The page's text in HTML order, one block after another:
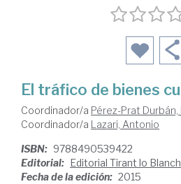
El tráfico de bienes
Coordinador/a Pérez-Prat Durbán,
Coordinador/a Lazari, Antonio
ISBN: 9788490539422
Editorial: Editorial Tirant lo Blanch
Fecha de la edición: 2015